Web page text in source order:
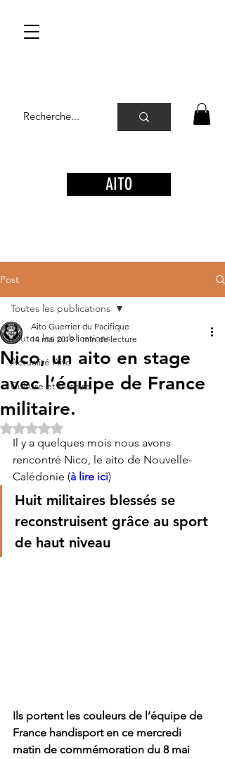
AITO
Post
Toutes les publications
Actualité Aito
Culture et histoire
Toutes les publications
Nico, un aito en stage
avec l’équipe de France
militaire.
Aito Guerrier du Pacifique
14 mai 2019 1 min de lecture
Noté NaN étoiles sur 5.
Il y a quelques mois nous avons
rencontré Nico, le aito de Nouvelle-
Calédonie (à lire ici)
Huit militaires blessés se
reconstruisent grâce au sport
de haut niveau
Ils portent les couleurs de l’équipe de
France handisport en ce mercredi
matin de commémoration du 8 mai